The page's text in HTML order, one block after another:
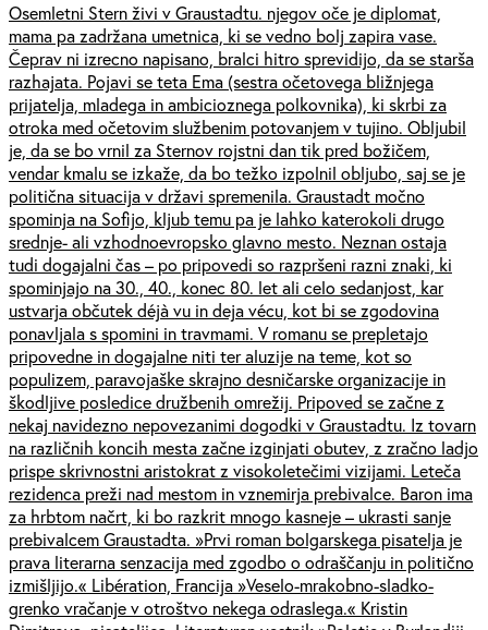
Osemletni Stern živi v Graustadtu. njegov oče je diplomat,
mama pa zadržana umetnica, ki se vedno bolj zapira vase.
Čeprav ni izrecno napisano, bralci hitro sprevidijo, da se starša
razhajata. Pojavi se teta Ema (sestra očetovega bližnjega
prijatelja, mladega in ambicioznega polkovnika), ki skrbi za
otroka med očetovim službenim potovanjem v tujino. Obljubil
je, da se bo vrnil za Sternov rojstni dan tik pred božičem,
vendar kmalu se izkaže, da bo težko izpolnil obljubo, saj se je
politična situacija v državi spremenila. Graustadt močno
spominja na Sofijo, kljub temu pa je lahko katerokoli drugo
srednje- ali vzhodnoevropsko glavno mesto. Neznan ostaja
tudi dogajalni čas – po pripovedi so razpršeni razni znaki, ki
spominjajo na 30., 40., konec 80. let ali celo sedanjost, kar
ustvarja občutek déjà vu in deja vécu, kot bi se zgodovina
ponavljala s spomini in travmami. V romanu se prepletajo
pripovedne in dogajalne niti ter aluzije na teme, kot so
populizem, paravojaške skrajno desničarske organizacije in
škodljive posledice družbenih omrežij. Pripoved se začne z
nekaj navidezno nepovezanimi dogodki v Graustadtu. Iz tovarn
na različnih koncih mesta začne izginjati obutev, z zračno ladjo
prispe skrivnostni aristokrat z visokoletečimi vizijami. Leteča
rezidenca preži nad mestom in vznemirja prebivalce. Baron ima
za hrbtom načrt, ki bo razkrit mnogo kasneje – ukrasti sanje
prebivalcem Graustadta. »Prvi roman bolgarskega pisatelja je
prava literarna senzacija med zgodbo o odraščanju in politično
izmišljijo.« Libération, Francija »Veselo-mrakobno-sladko-
grenko vračanje v otroštvo nekega odraslega.« Kristin